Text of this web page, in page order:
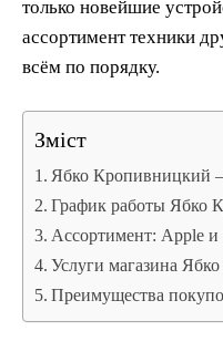
только новейшие
ассортимент техники
всём по порядку.
Зміст
Ябко Кропивницкий –
График работы Ябко
Ассортимент: Apple и
Услуги магазина
Преимущества